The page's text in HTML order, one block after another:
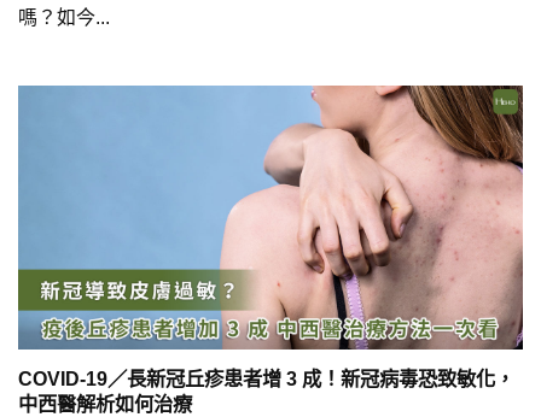
嗎？如今...
COVID-19／長新冠丘疹患者增 3 成！新冠病毒恐致敏化，
中西醫解析如何治療